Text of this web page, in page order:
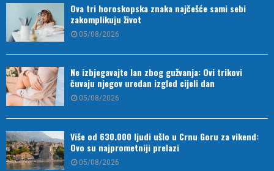
Ova tri horoskopska znaka najčešće sami sebi
zakomplikuju život
05/08/2026
Ne izbjegavajte lan zbog gužvanja: Ovi trikovi
čuvaju njegov uredan izgled cijeli dan
05/08/2026
Više od 630.000 ljudi ušlo u Crnu Goru za vikend:
Ovo su najprometniji prelazi
05/08/2026